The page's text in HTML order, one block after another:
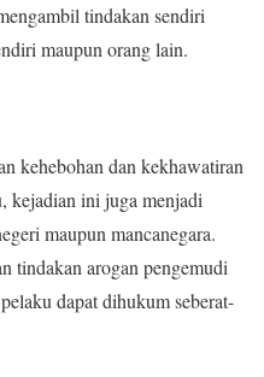
tindakan sendiri
maupun orang lain.
kehebohan dan kekhawatiran
kejadian ini juga menjadi
maupun mancanegara.
tindakan arogan pengemudi
dapat dihukum seberat-